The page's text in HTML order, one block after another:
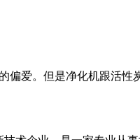
爱。但是净化机跟活性